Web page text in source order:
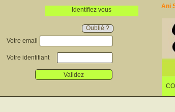
Identifiez vous
Oublié ?
Votre email
Votre identifiant
Validez
Ani